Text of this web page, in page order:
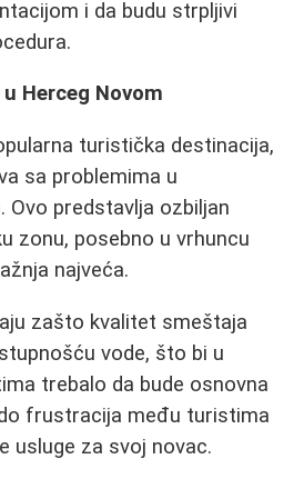
i da budu strpljivi
Herceg Novom
turistička destinacija,
sa problemima u
Ovo predstavlja ozbiljan
zonu, posebno u vrhuncu
najveća.
zašto kvalitet smeštaja
vode, što bi u
trebalo da bude osnovna
frustracija među turistima
usluge za svoj novac.